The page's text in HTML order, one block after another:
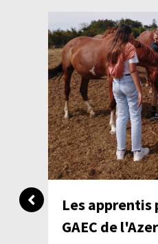
Les apprentis
GAEC de